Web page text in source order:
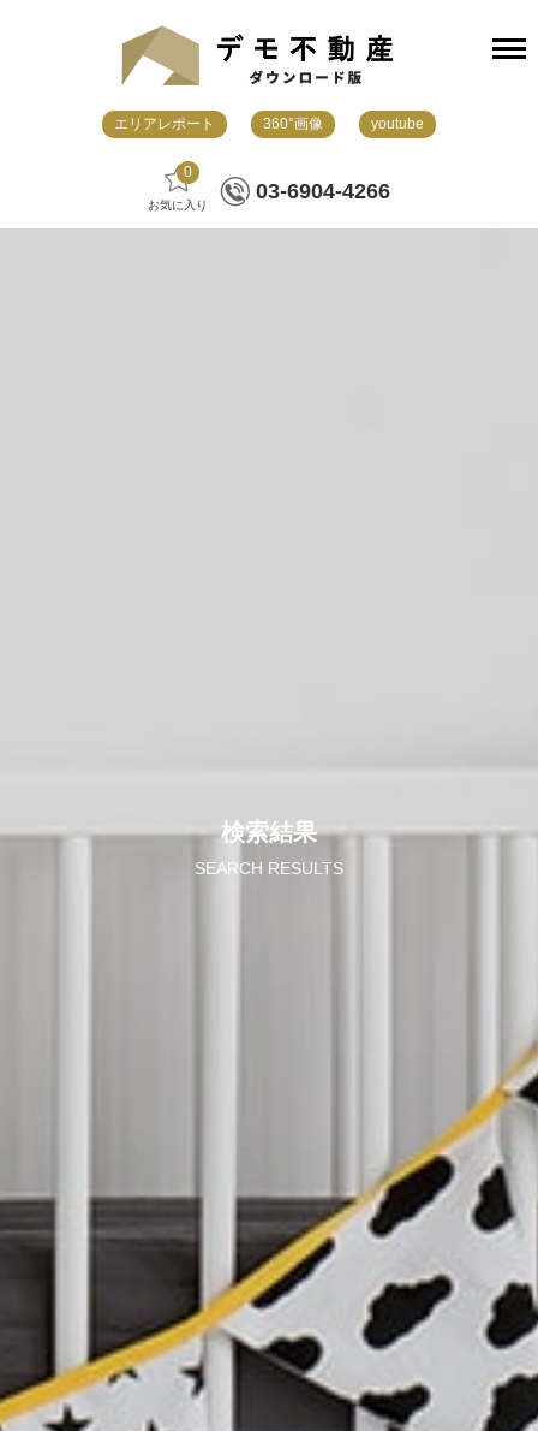
エリアレポート 360°画像 youtube
0
お気に入り
03-6904-4266
検索結果
SEARCH RESULTS